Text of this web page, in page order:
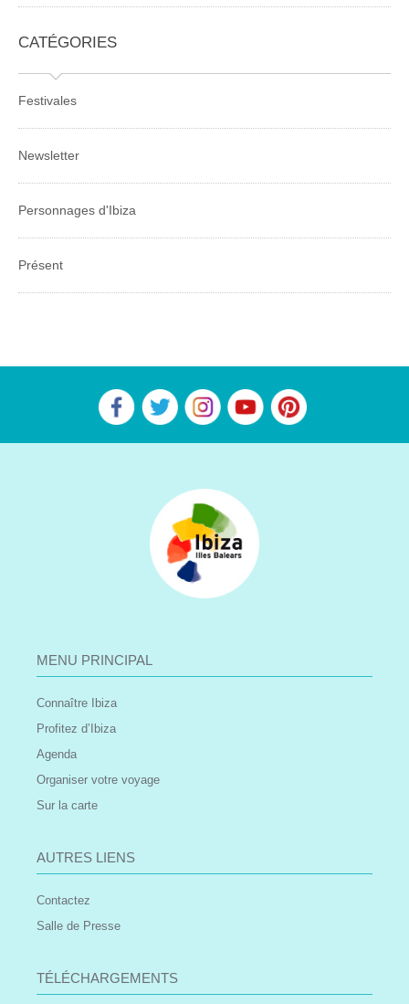
CATÉGORIES
Festivales
Newsletter
Personnages d'Ibiza
Présent
MENU PRINCIPAL
Connaître Ibiza
Profitez d’Ibiza
Agenda
Organiser votre voyage
Sur la carte
AUTRES LIENS
Contactez
Salle de Presse
TÉLÉCHARGEMENTS